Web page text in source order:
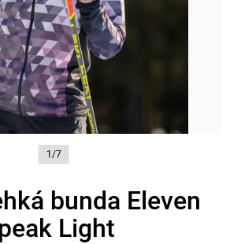
1/7
bunda Eleven
Light